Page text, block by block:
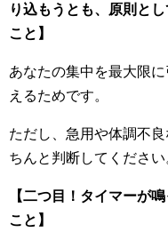
り込もうとも、原則とし
こと】
あなたの集中を最大限
えるためです。
ただし、急用や体調不
ちんと判断してください
【二つ目！タイマーが
こと】